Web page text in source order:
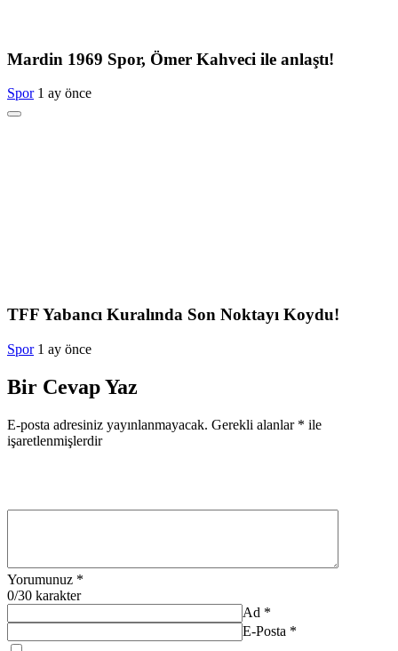
Mardin 1969 Spor, Ömer Kahveci ile anlaştı!
Spor 1 ay önce
TFF Yabancı Kuralında Son Noktayı Koydu!
Spor 1 ay önce
Bir Cevap Yaz
E-posta adresiniz yayınlanmayacak. Gerekli alanlar * ile
işaretlenmişlerdir
Yorumunuz *
0/30 karakter
Ad *
E-Posta *